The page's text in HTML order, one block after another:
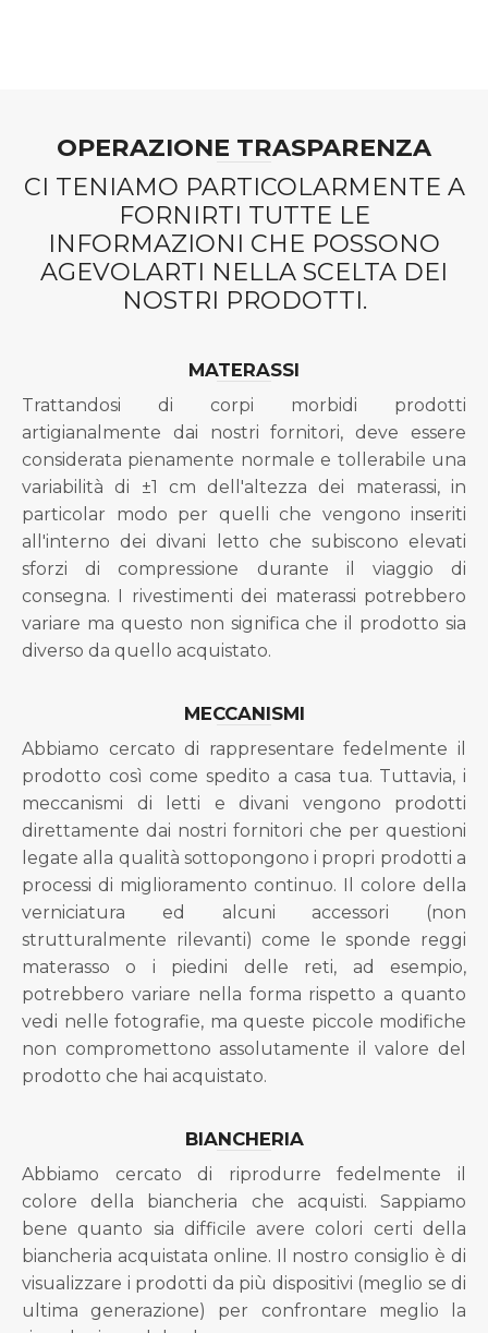
OPERAZIONE TRASPARENZA
CI TENIAMO PARTICOLARMENTE A
FORNIRTI TUTTE LE
INFORMAZIONI CHE POSSONO
AGEVOLARTI NELLA SCELTA DEI
NOSTRI PRODOTTI.
MATERASSI
Trattandosi di corpi morbidi prodotti
artigianalmente dai nostri fornitori, deve essere
considerata pienamente normale e tollerabile una
variabilità di ±1 cm dell'altezza dei materassi, in
particolar modo per quelli che vengono inseriti
all'interno dei divani letto che subiscono elevati
sforzi di compressione durante il viaggio di
consegna. I rivestimenti dei materassi potrebbero
variare ma questo non significa che il prodotto sia
diverso da quello acquistato.
MECCANISMI
Abbiamo cercato di rappresentare fedelmente il
prodotto così come spedito a casa tua. Tuttavia, i
meccanismi di letti e divani vengono prodotti
direttamente dai nostri fornitori che per questioni
legate alla qualità sottopongono i propri prodotti a
processi di miglioramento continuo. Il colore della
verniciatura ed alcuni accessori (non
strutturalmente rilevanti) come le sponde reggi
materasso o i piedini delle reti, ad esempio,
potrebbero variare nella forma rispetto a quanto
vedi nelle fotografie, ma queste piccole modifiche
non compromettono assolutamente il valore del
prodotto che hai acquistato.
BIANCHERIA
Abbiamo cercato di riprodurre fedelmente il
colore della biancheria che acquisti. Sappiamo
bene quanto sia difficile avere colori certi della
biancheria acquistata online. Il nostro consiglio è di
visualizzare i prodotti da più dispositivi (meglio se di
ultima generazione) per confrontare meglio la